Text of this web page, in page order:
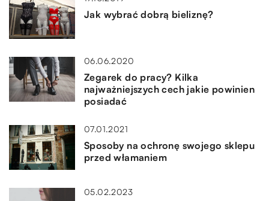
Jak wybrać dobrą bieliznę?
06.06.2020
Zegarek do pracy? Kilka
najważniejszych cech jakie powinien
posiadać
07.01.2021
Sposoby na ochronę swojego sklepu
przed włamaniem
05.02.2023